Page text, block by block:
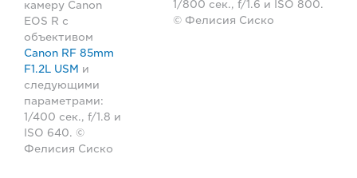
камеру Canon
EOS R с
объективом
Canon RF 85mm
F1.2L USM и
следующими
параметрами:
1/400 сек., f/1.8 и
ISO 640. ©
Фелисия Сиско
1/800 сек., f/1.6 и ISO 800.
© Фелисия Сиско